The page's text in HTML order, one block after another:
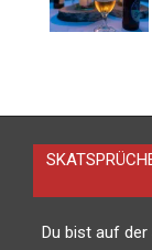
Du bist auf der